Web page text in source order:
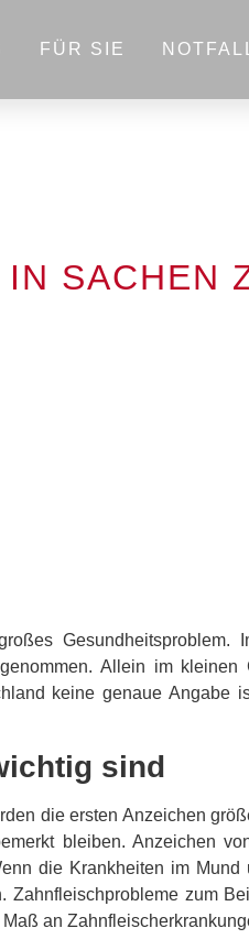
FÜR SIE NOTFALL
SACHEN
Gesundheitsproblem.
Allein im
keine genaue Angabe
sind
die ersten Anzeichen
bleiben. Anzeichen
die Krankheiten im
Zahnfleischprobleme zum
an